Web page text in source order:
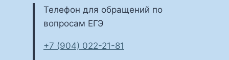
Телефон для обращений по
вопросам ЕГЭ
+7 (904) 022-21-81